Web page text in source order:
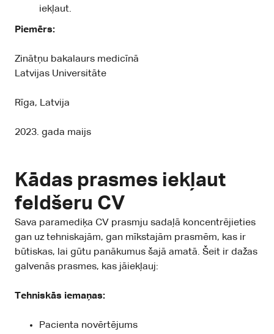
iekļaut.
Piemērs:
Zinātņu bakalaurs medicīnā
Latvijas Universitāte
Rīga, Latvija
2023. gada maijs
Kādas prasmes iekļaut
feldšeru CV
Sava paramediķa CV prasmju sadaļā koncentrējieties
gan uz tehniskajām, gan mīkstajām prasmēm, kas ir
būtiskas, lai gūtu panākumus šajā amatā. Šeit ir dažas
galvenās prasmes, kas jāiekļauj:
Tehniskās iemaņas:
Pacienta novērtējums